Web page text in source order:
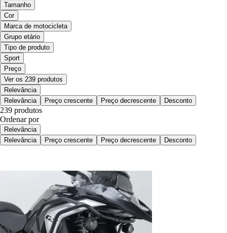
Tamanho
Cor
Marca de motocicleta
Grupo etário
Tipo de produto
Sport
Preço
Ver os 239 produtos
Relevância
Relevância
Preço crescente Preço decrescente Desconto
239 produtos
Ordenar por
Relevância
Relevância
Preço crescente Preço decrescente Desconto